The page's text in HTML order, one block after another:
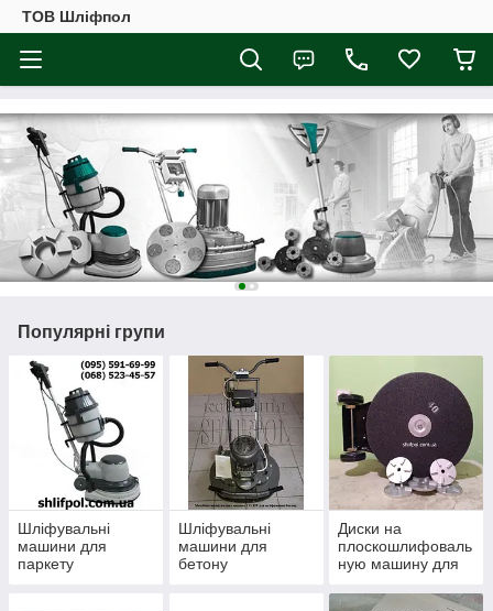
ТОВ Шліфпол
Популярні групи
Шліфувальні
машини для
паркету
Шліфувальні
машини для
бетону
Диски на
плоскошлифоваль
ную машину для